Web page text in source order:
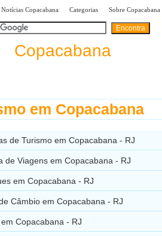
Notícias Copacabana Categorias Sobre Copacabana
Copacabana
em Copacabana
de Turismo em Copacabana - RJ
de Viagens em Copacabana - RJ
em Copacabana - RJ
Câmbio em Copacabana - RJ
Copacabana - RJ